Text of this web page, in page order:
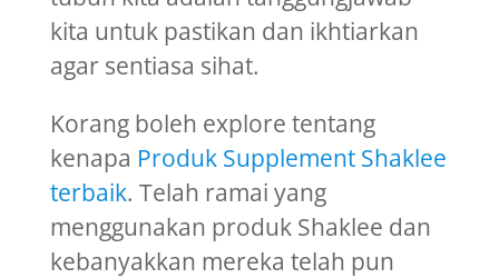
kita untuk pastikan dan ikhtiarkan
agar sentiasa sihat.
Korang boleh explore tentang
kenapa Produk Supplement Shaklee
terbaik. Telah ramai yang
menggunakan produk Shaklee dan
kebanyakkan mereka telah pun